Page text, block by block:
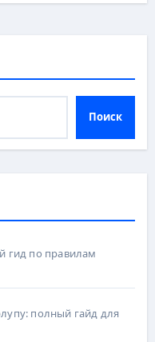
Поиск
гид по правилам
полный гайд для